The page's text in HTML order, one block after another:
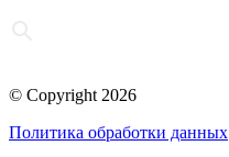
© Copyright 2026
Политика обработки данных